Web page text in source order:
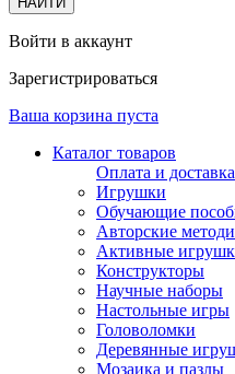
Войти в аккаунт
Зарегистрироваться
Ваша корзина пуста
Каталог товаров
Оплата и доставка
Игрушки
Обучающие
Авторские
Активные
Конструкторы
Научные наборы
Настольные игры
Головоломки
Деревянные
Мозаика и пазлы